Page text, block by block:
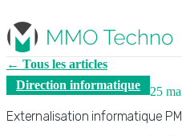
← Tous les articles
Direction informatique
25
Externalisation informatique